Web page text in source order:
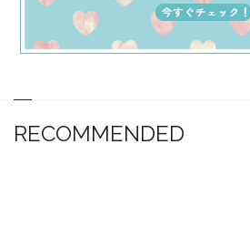
RECOMMENDED